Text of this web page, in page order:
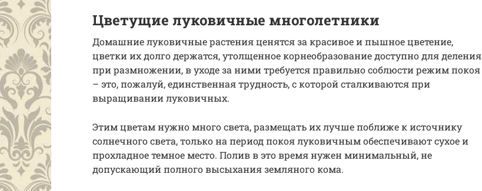
Цветущие луковичные многолетники
Домашние луковичные растения ценятся за красивое и пышное цветение,
цветки их долго держатся, утолщенное корнеобразование доступно для деления
при размножении, в уходе за ними требуется правильно соблюсти режим покоя
– это, пожалуй, единственная трудность, с которой сталкиваются при
выращивании луковичных.
Этим цветам нужно много света, размещать их лучше поближе к источнику
солнечного света, только на период покоя луковичным обеспечивают сухое и
прохладное темное место. Полив в это время нужен минимальный, не
допускающий полного высыхания земляного кома.